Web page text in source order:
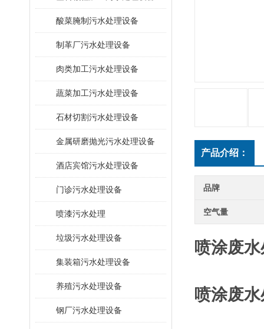
酸菜腌制污水处理设备
制革厂污水处理设备
肉类加工污水处理设备
蔬菜加工污水处理设备
石材切割污水处理设备
金属研磨抛光污水处理设备
酒店宾馆污水处理设备
门诊污水处理设备
喷漆污水处理
垃圾污水处理设备
集装箱污水处理设备
养殖污水处理设备
钢厂污水处理设备
产品介绍：
品牌
空气量
喷涂废
喷涂废